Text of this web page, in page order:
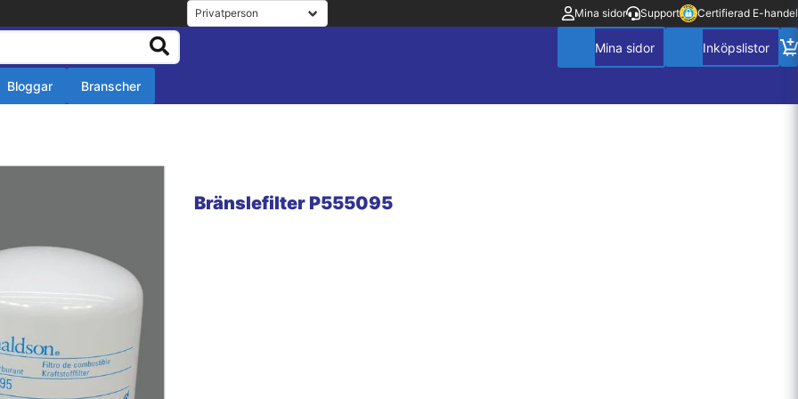
Mina sidor Support Certifierad E-handel
Bloggar Branscher
Bränslefilter P555095